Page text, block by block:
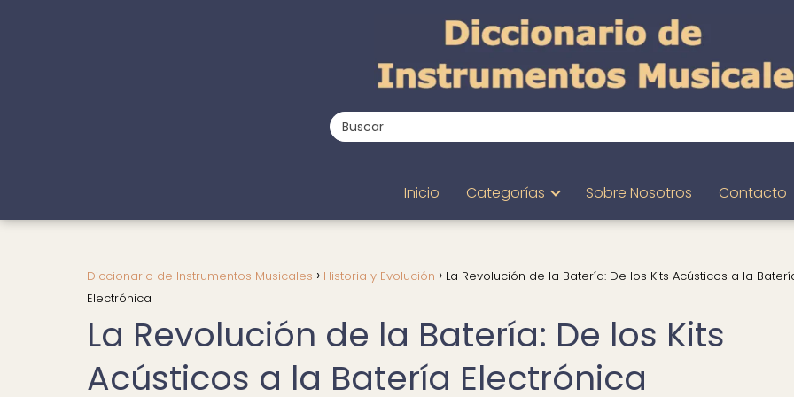
Inicio Categorías Sobre Nosotros Contacto
Diccionario de Instrumentos Musicales Historia y Evolución
La Revolución de la Batería: De los Kits Acústicos a la
Electrónica
La Revolución de la Batería: De los Kits
Acústicos a la Batería Electrónica